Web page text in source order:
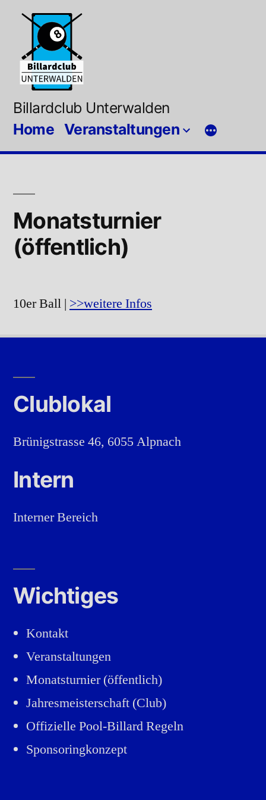
Zum
springen
Billardclub Unterwalden
Home Veranstaltungen
Monatsturnier
(öffentlich)
10er Ball | >>weitere Infos
Clublokal
Brünigstrasse 46, 6055 Alpnach
Intern
Interner Bereich
Wichtiges
Kontakt
Veranstaltungen
Monatsturnier (öffentlich)
Jahresmeisterschaft (Club)
Offizielle Pool-Billard Regeln
Sponsoringkonzept